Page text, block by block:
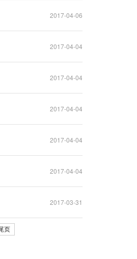
2017-04-06
2017-04-04
2017-04-04
2017-04-04
2017-04-04
2017-04-04
2017-03-31
页